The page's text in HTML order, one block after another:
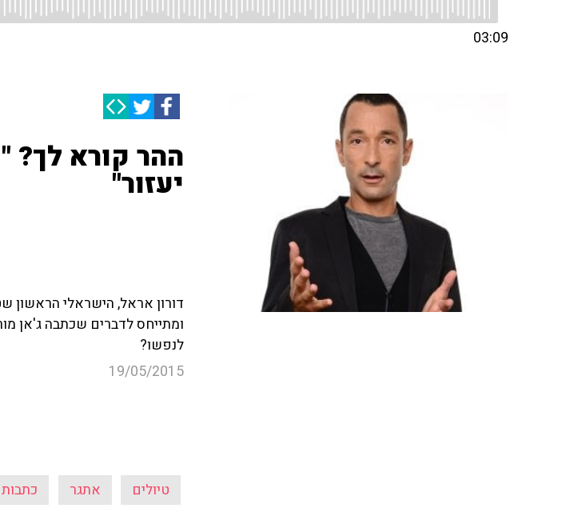
03:09
ההר קורא לך?
יעזור"
דורון אראל, הישראלי
לנפשו?
19/05/2015
טיולים אתגר כתבות